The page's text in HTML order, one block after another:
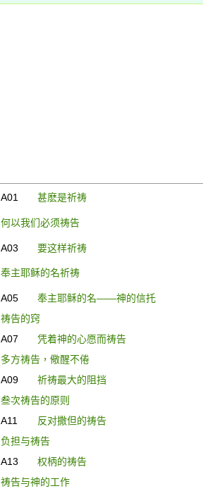
A01 甚麽是祈祷
何以我们必须祷告
A03 要这样祈祷
奉主耶稣的名祈祷
A05 奉主耶稣的名——神的信托
祷告的窍
A07
凭着神的心愿而祷告
多方祷告，儆醒不倦
A09
祈祷最大的阻挡
叁次祷告的原则
A11
反对撒但的祷告
负担与祷告
A13
权柄的祷告
祷告与神的工作